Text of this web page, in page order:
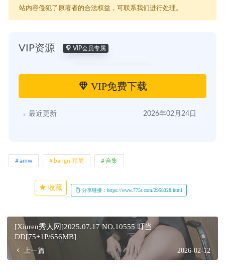
站内容侵犯了原著者的合法权益，可联系我们进行处理。
VIP资源 VIP会员专属
VIP免费下载
最近更新 2026年02月24日
amw bangni邦尼 合集
收藏 分享链接：https://www.775t.com/2958328.html
[Xiuren秀人网]2025.07.17 NO.10555 叮当
DD[75+1P/656MB]
上一篇 2026-02-12